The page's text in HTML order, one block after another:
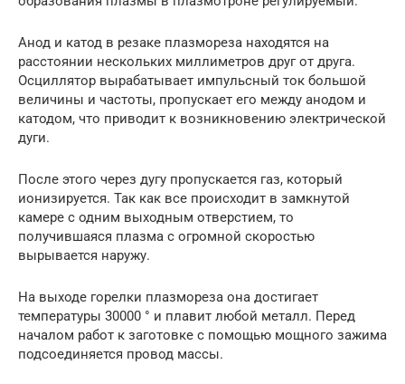
Анод и катод в резаке плазмореза находятся на
расстоянии нескольких миллиметров друг от друга.
Осциллятор вырабатывает импульсный ток большой
величины и частоты, пропускает его между анодом и
катодом, что приводит к возникновению электрической
дуги.
После этого через дугу пропускается газ, который
ионизируется. Так как все происходит в замкнутой
камере с одним выходным отверстием, то
получившаяся плазма с огромной скоростью
вырывается наружу.
На выходе горелки плазмореза она достигает
температуры 30000 ° и плавит любой металл. Перед
началом работ к заготовке с помощью мощного зажима
подсоединяется провод массы.